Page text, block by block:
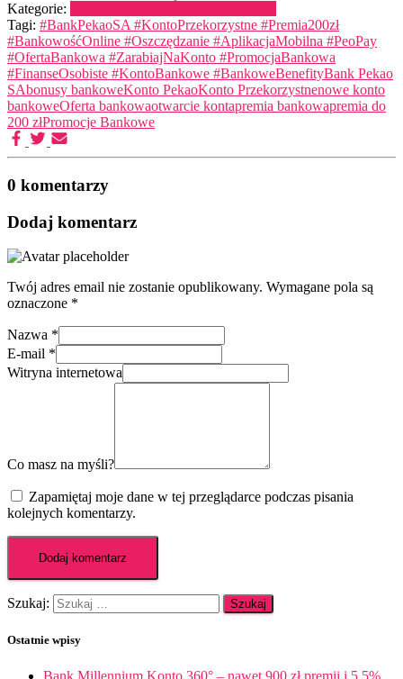
Kategorie:
Tagi: #BankPekaoSA #KontoPrzekorzystne #Premia200zł
#BankowośćOnline #Oszczędzanie #AplikacjaMobilna #PeoPay
#OfertaBankowa #ZarabiajNaKonto #PromocjaBankowa
#FinanseOsobiste #KontoBankowe #BankoweBenefityBank Pekao
SAbonusy bankoweKonto PekaoKonto Przekorzystnenowe konto
bankoweOferta bankowaotwarcie kontapremia bankowapremia do
200 złPromocje Bankowe
0 komentarzy
Dodaj komentarz
Twój adres email nie zostanie opublikowany. Wymagane pola są
oznaczone *
Nazwa *
E-mail *
Witryna internetowa
Co masz na myśli?
Zapamiętaj moje dane w tej przeglądarce podczas pisania
kolejnych komentarzy.
Szukaj:
Ostatnie wpisy
Bank Millennium Konto 360° – nawet 900 zł premii i 5,5%